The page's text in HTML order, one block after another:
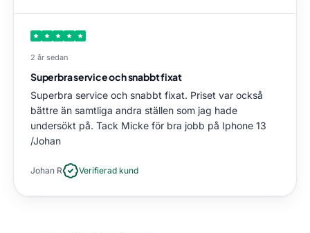
2 år sedan
Superbra service och snabbt fixat
Superbra service och snabbt fixat. Priset var också
bättre än samtliga andra ställen som jag hade
undersökt på. Tack Micke för bra jobb på Iphone 13
/Johan
Johan R Verifierad kund